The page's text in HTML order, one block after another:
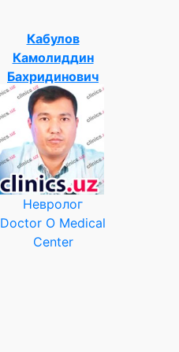
Кабулов
Камолиддин
Бахридинович
Невролог
Doctor O Medical
Center